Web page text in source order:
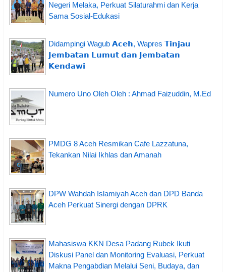
Negeri Melaka, Perkuat Silaturahmi dan Kerja
Sama Sosial-Edukasi
Didampingi Wagub 𝗔𝗰𝗲𝗵, Wapres 𝗧𝗶𝗻𝗷𝗮𝘂
𝗝𝗲𝗺𝗯𝗮𝘁𝗮𝗻 𝗟𝘂𝗺𝘂𝘁 𝗱𝗮𝗻 𝗝𝗲𝗺𝗯𝗮𝘁𝗮𝗻
𝗞𝗲𝗻𝗱𝗮𝘄𝗶
Numero Uno Oleh Oleh : Ahmad Faizuddin, M.Ed
PMDG 8 Aceh Resmikan Cafe Lazzatuna,
Tekankan Nilai Ikhlas dan Amanah
DPW Wahdah Islamiyah Aceh dan DPD Banda
Aceh Perkuat Sinergi dengan DPRK
Mahasiswa KKN Desa Padang Rubek Ikuti
Diskusi Panel dan Monitoring Evaluasi, Perkuat
Makna Pengabdian Melalui Seni, Budaya, dan